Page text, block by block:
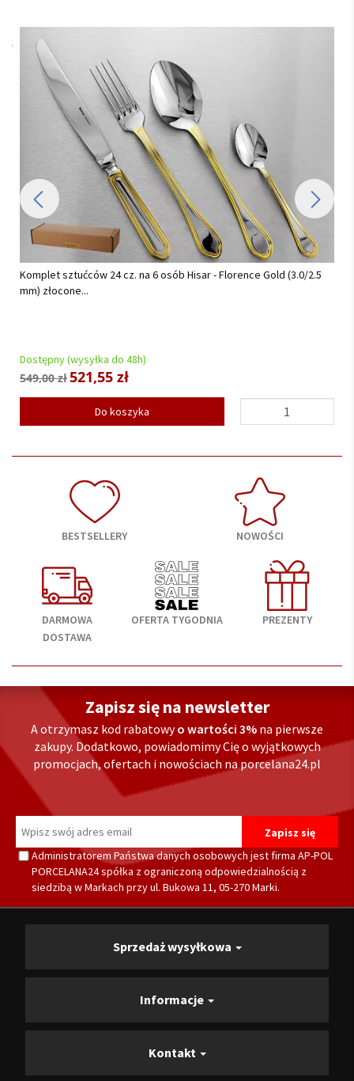
Komplet sztućców 24 cz. na 6 osób Hisar - Florence Gold (3.0/2.5
mm) złocone...
Dostępny (wysyłka do 48h)
549,00 zł521,55 zł
Do koszyka
BESTSELLERY NOWOŚCI
DARMOWA
DOSTAWA
OFERTA TYGODNIA PREZENTY
Zapisz się na newsletter
A otrzymasz kod rabatowyo wartości 3% na pierwsze
zakupy. Dodatkowo, powiadomimy Cię o wyjątkowych
promocjach, ofertach i nowościach na porcelana24.pl
Administratorem Państwa danych osobowych jest firma AP-POL
PORCELANA24 spółka z ograniczoną odpowiedzialnością z
siedzibą w Markach przy ul. Bukowa 11, 05-270 Marki.
Sprzedaż wysyłkowa
Informacje
Kontakt